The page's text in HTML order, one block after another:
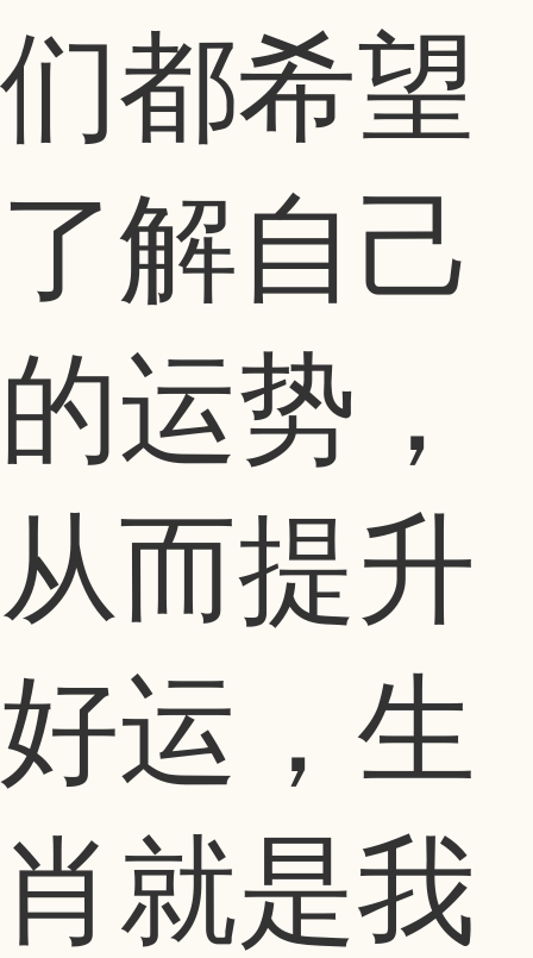
们都希望
了解自己
的运势，
从而提升
好运，生
肖就是我